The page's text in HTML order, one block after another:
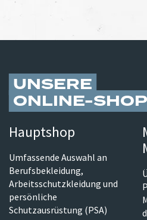
UNSERE
ONLINE-
Hauptshop
Umfassende Auswahl an
Berufsbekleidung,
Arbeitsschutzkleidung und
persönliche
Schutzausrüstung (PSA)